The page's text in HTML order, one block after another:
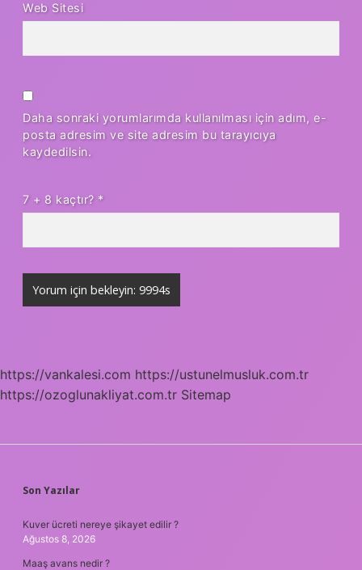
Web Sitesi
Daha sonraki yorumlarımda kullanılması için adım, e-
posta adresim ve site adresim bu tarayıcıya
kaydedilsin.
7 + 8 kaçtır? *
https://vankalesi.com https://ustunelmusluk.com.tr
https://ozoglunakliyat.com.tr Sitemap
SIDEBAR
Son Yazılar
Kuver ücreti nereye şikayet edilir ?
Ağustos 8, 2026
Maaş avans nedir ?